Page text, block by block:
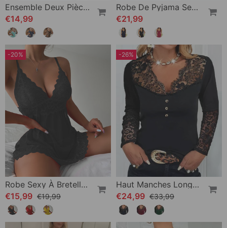
Ensemble Deux Pièces Soutien-Gorge À Bretelles Décontracté
€14,99
Robe De Pyjama Sexy Dos Nu De Couleur Unie
€21,99
-20%
Robe Sexy À Bretelles En Dentelle
€15,99 €19,99
-26%
Haut Manches Longues En Dentelle À Col V
€24,99 €33,99